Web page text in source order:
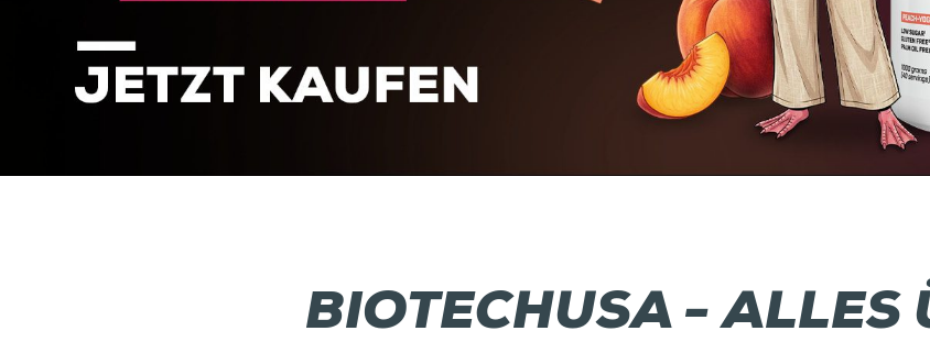
BIOTECHUSA - ALLES